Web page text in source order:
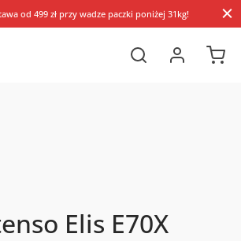
od 499 zł przy wadze paczki poniżej 31kg!
Elis E70X